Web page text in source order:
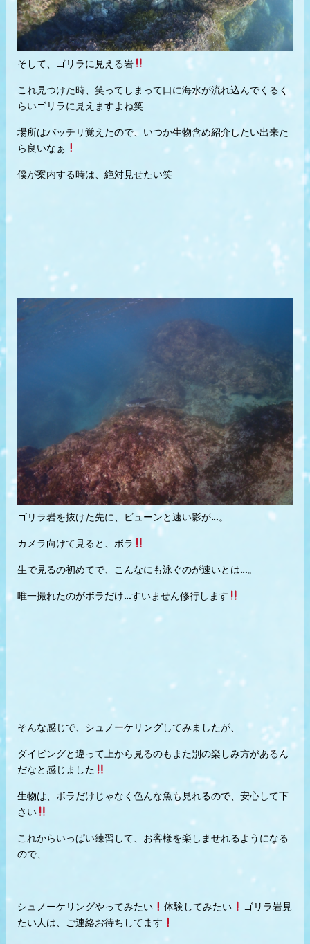
そして、ゴリラに見える岩
これ見つけた時、笑ってしまって口に海水が流れ込んでくるく
らいゴリラに見えますよね笑
場所はバッチリ覚えたので、いつか生物含め紹介したい出来た
ら良いなぁ
僕が案内する時は、絶対見せたい笑
ゴリラ岩を抜けた先に、ビューンと速い影が…。
カメラ向けて見ると、ボラ
生で見るの初めてで、こんなにも泳ぐのが速いとは…。
唯一撮れたのがボラだけ…すいません修行します
そんな感じで、シュノーケリングしてみましたが、
ダイビングと違って上から見るのもまた別の楽しみ方があるん
だなと感じました
生物は、ボラだけじゃなく色んな魚も見れるので、安心して下
さい
これからいっぱい練習して、お客様を楽しませれるようになる
ので、
シュノーケリングやってみたい 体験してみたい
ゴリラ岩見
たい人は、ご連絡お待ちしてます